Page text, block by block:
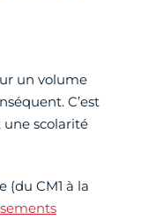
un volume
C’est
une scolarité
(du CM1 à la